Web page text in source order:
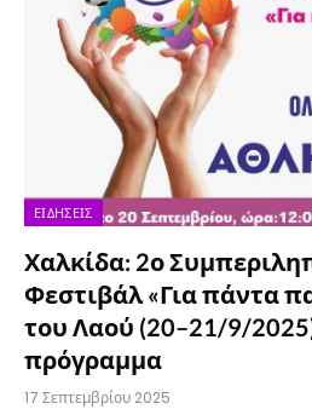
ΕΙΔΉΣΕΙΣ
Χαλκίδα: 2ο
Φεστιβάλ «Για πάντα
του Λαού (20–21/9/
πρόγραμμα
17 Σεπτεμβρίου 2025